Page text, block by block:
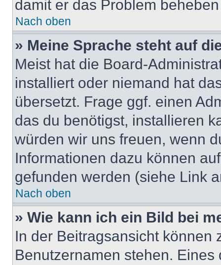
damit er das Problem
Nach oben
» Meine Sprache steht auf
Meist hat die Board-
installiert oder niemand hat
übersetzt. Frage ggf. einen
das du benötigst, installieren
würden wir uns freuen, wenn
Informationen dazu können
gefunden werden (siehe Link
Nach oben
» Wie kann ich ein Bild bei
In der Beitragsansicht können
Benutzernamen stehen.